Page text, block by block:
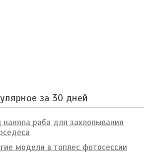
за 30 дней
раба для захлопывания
модели в топлес фотосессии